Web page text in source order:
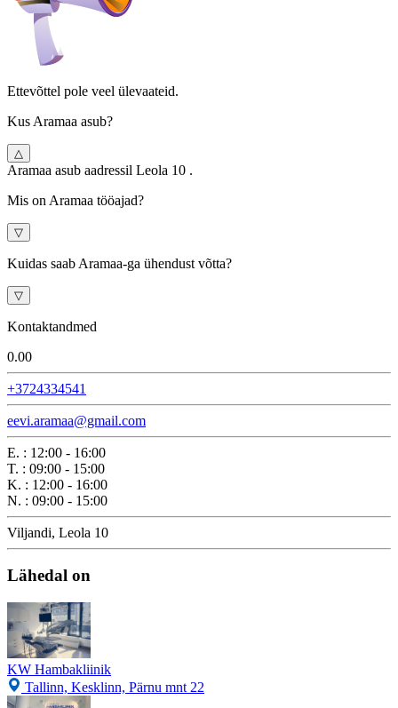
Ettevõttel pole veel ülevaateid.
Kus Aramaa asub?
△
Aramaa asub aadressil Leola 10 .
Mis on Aramaa tööajad?
▽
Kuidas saab Aramaa-ga ühendust võtta?
▽
Kontaktandmed
0.00
+3724334541
eevi.aramaa@gmail.com
E. : 12:00 - 16:00
T. : 09:00 - 15:00
K. : 12:00 - 16:00
N. : 09:00 - 15:00
Viljandi, Leola 10
Lähedal on
KW Hambakliinik
Tallinn, Kesklinn, Pärnu mnt 22